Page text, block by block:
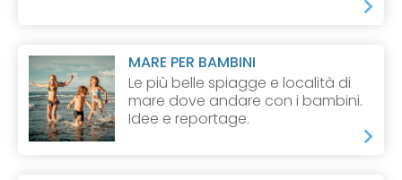
MARE PER BAMBINI
Le più belle spiagge e località di
mare dove andare con i bambini.
Idee e reportage.